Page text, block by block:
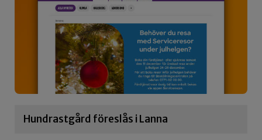
Hundrastgård föreslås i Lanna